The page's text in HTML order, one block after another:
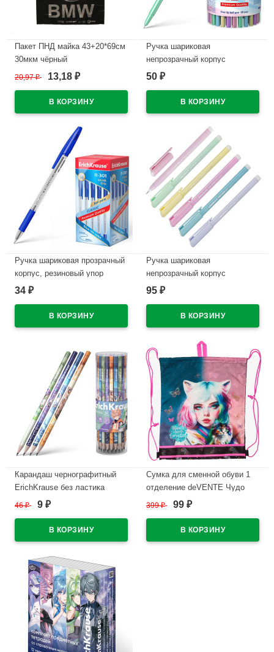
Пакет ПНД майка 43+20*69см
30мкм чёрный
WWW/World(Ст.50/500)
20,97₽ 13,18 ₽
Ручка шариковая
непрозрачный корпус
(ErichKrause) Neo Пастель
игла, одноразовая арт.55380
(Ст.60)
50 ₽
Ручка шариковая прозрачный
корпус, резиновый упор
(ErichKrause) R-301 Классик
арт.39527 (Ст.50)
34 ₽
Ручка шариковая
непрозрачный корпус
(Unomax) Tritron синий, 0,3мм,
95 ₽
Карандаш чернографитный
ErichKrause без ластика
Аниме (Manga) HB
46₽ 9 ₽
Сумка для сменной обуви 1
отделение deVENTE Чудо
(Miracle) 40x47см арт.7040449
399₽ 99 ₽